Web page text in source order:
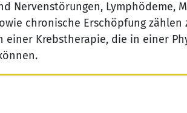
Nervenstörungen, Lymphödeme,
chronische Erschöpfung zählen
einer Krebstherapie, die in einer